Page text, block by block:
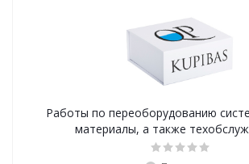
Работы по переоборудованию
материалы, а также